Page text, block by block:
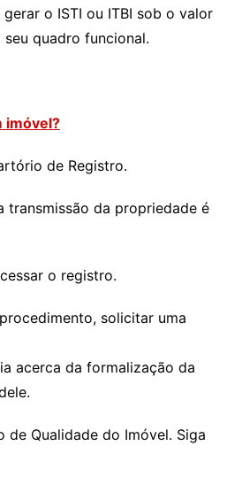
o ISTI ou ITBI sob o valor
quadro funcional.
imóvel?
de Registro.
transmissão da propriedade é
o registro.
solicitar uma
acerca da formalização da
de Qualidade do Imóvel. Siga